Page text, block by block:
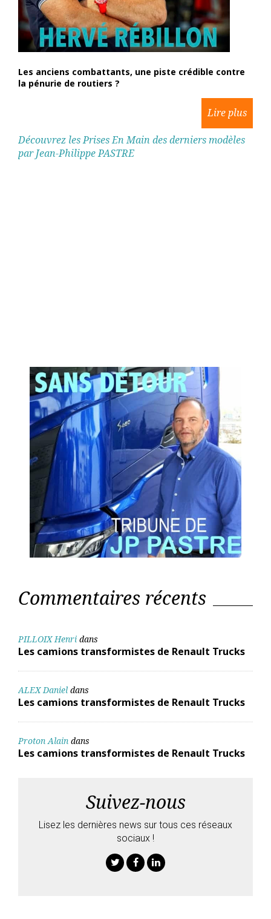
Les anciens combattants, une piste crédible contre
la pénurie de routiers ?
Découvrez les Prises En Main des derniers modèles
par Jean-Philippe PASTRE
Commentaires récents
PILLOIX Henri dans
Les camions transformistes de Renault Trucks
ALEX Daniel dans
Les camions transformistes de Renault Trucks
Proton Alain dans
Les camions transformistes de Renault Trucks
Suivez-nous
Lisez les dernières news sur tous ces réseaux
sociaux !